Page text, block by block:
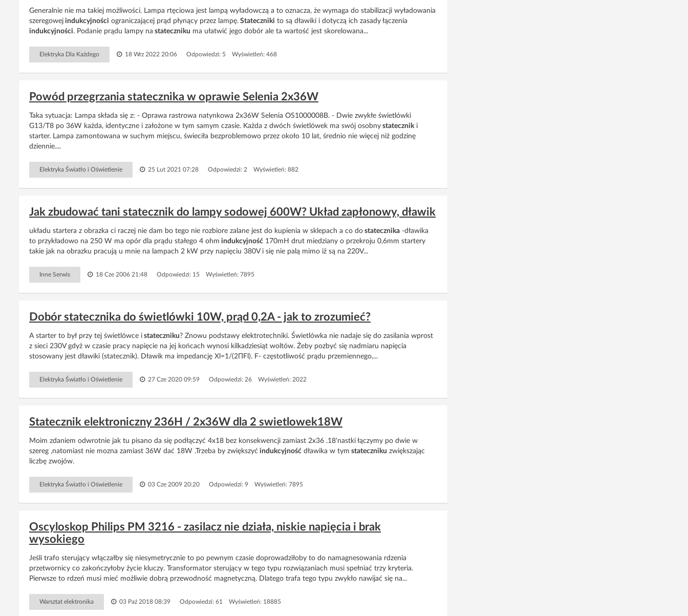
Generalnie nie ma takiej możliwości. Lampa rtęciowa jest lampą wyładowczą a to oznacza, że wymaga do stabilizacji wyładowania
szeregowej indukcyjności ograniczającej prąd płynący przez lampę. Stateczniki to są dławiki i dotyczą ich zasady łączenia
indukcyjności. Podanie prądu lampy na stateczniku ma ułatwić jego dobór ale ta wartość jest skorelowana...
Elektryka Dla Każdego 18 Wrz 2022 20:06 Odpowiedzi: 5 Wyświetleń: 468
Powód przegrzania statecznika w oprawie Selenia 2x36W
Taka sytuacja: Lampa składa się z: - Oprawa rastrowa natynkowa 2x36W Selenia OS1000008B. - Dwie zwykłe świetlówki
G13/T8 po 36W każda, identyczne i założone w tym samym czasie. Każda z dwóch świetlówek ma swój osobny stateczniki
starter. Lampa zamontowana w suchym miejscu, świeciła bezproblemowo przez około 10 lat, średnio nie więcej niż godzinę
dziennie....
Elektryka Światło i Oświetlenie 25 Lut 2021 07:28 Odpowiedzi: 2 Wyświetleń: 882
Jak zbudować tani statecznik do lampy sodowej 600W? Układ zapłonowy, dławik
układu startera z obrazka ci raczej nie dam bo tego nie rozbiore zalane jest do kupienia w sklepach a co do statecznika -dławika
to przykładowo na 250 W ma opór dla prądu stałego 4 ohm indukcyjność 170mH drut miedziany o przekroju 0,6mm startery
takie jak na obrazku pracują u mnie na lampach 2 kW przy napięciu 380V i się nie palą mimo iż są na 220V...
Inne Serwis 18 Cze 2006 21:48 Odpowiedzi: 15 Wyświetleń: 7895
Dobór statecznika do świetlówki 10W, prąd 0,2A - jak to zrozumieć?
A starter to był przy tej świetlówce i stateczniku? Znowu podstawy elektrotechniki. Świetlówka nie nadaje się do zasilania wprost
z sieci 230V gdyż w czasie pracy napięcie na jej końcach wynosi kilkadziesiąt woltów. Żeby pozbyć się nadmiaru napięcia
stosowany jest dławiki (statecznik). Dławik ma impedancję Xl=1/(2ΠFl). F- częstotliwość prądu przemiennego,...
Elektryka Światło i Oświetlenie 27 Cze 2020 09:59 Odpowiedzi: 26 Wyświetleń: 2022
Statecznik elektroniczny 236H / 2x36W dla 2 swietlowek18W
Moim zdaniem odwrotnie jak tu pisano da się podłączyć 4x18 bez konsekwencji zamiast 2x36 .18'nastki łączymy po dwie w
szereg ,natomiast nie mozna zamiast 36W dać 18W .Trzeba by zwiększyć indukcyjność dławika w tym stateczniku zwiększając
liczbę zwojów.
Elektryka Światło i Oświetlenie 03 Cze 2009 20:20 Odpowiedzi: 9 Wyświetleń: 7895
Oscyloskop Philips PM 3216 - zasilacz nie działa, niskie napięcia i brak
wysokiego
Jeśli trafo sterujący włączałby się niesymetrycznie to po pewnym czasie doprowadziłoby to do namagnesowania rdzenia
przetwornicy co zakończyłoby życie kluczy. Transformator sterujący w tego typu rozwiązaniach musi spełniać trzy kryteria.
Pierwsze to rdzeń musi mieć możliwie dobrą przewodność magnetyczną. Dlatego trafa tego typu zwykło nawijać się na...
Warsztat elektronika 03 Paź 2018 08:39 Odpowiedzi: 61 Wyświetleń: 18885